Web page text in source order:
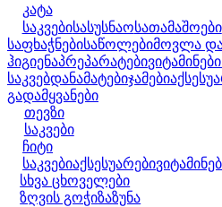
კატა
საკვებისასუსნაოსათამაშოები
საფხაჭნებისაწოლებიმოვლა
ჰიგიენაპრეპარატები
საკვებდანამატებიჯამები
გადამყვანები
თევზი
საკვები
ჩიტი
საკვებიაქსესუარები
სხვა ცხოველები
ზღვის გოჭიზაზუნა